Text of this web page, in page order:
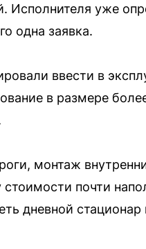
Исполнителя уже
одна заявка.
ввести в
в размере
монтаж
почти
дневной